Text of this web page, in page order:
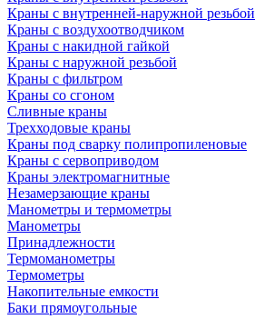
Краны с внутренней-наружной резьбой
Краны с воздухоотводчиком
Краны с накидной гайкой
Краны с наружной резьбой
Краны с фильтром
Краны со сгоном
Сливные краны
Трехходовые краны
Краны под сварку полипропиленовые
Краны с сервоприводом
Краны электромагнитные
Незамерзающие краны
Манометры и термометры
Манометры
Принадлежности
Термоманометры
Термометры
Накопительные емкости
Баки прямоугольные